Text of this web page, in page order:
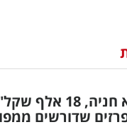
"3 חדרים, ללא חניה,
שדורשים